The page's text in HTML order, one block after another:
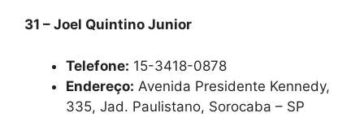
31 – Joel Quintino Junior
Telefone: 15-3418-0878
Endereço: Avenida Presidente Kennedy,
335, Jad. Paulistano, Sorocaba – SP